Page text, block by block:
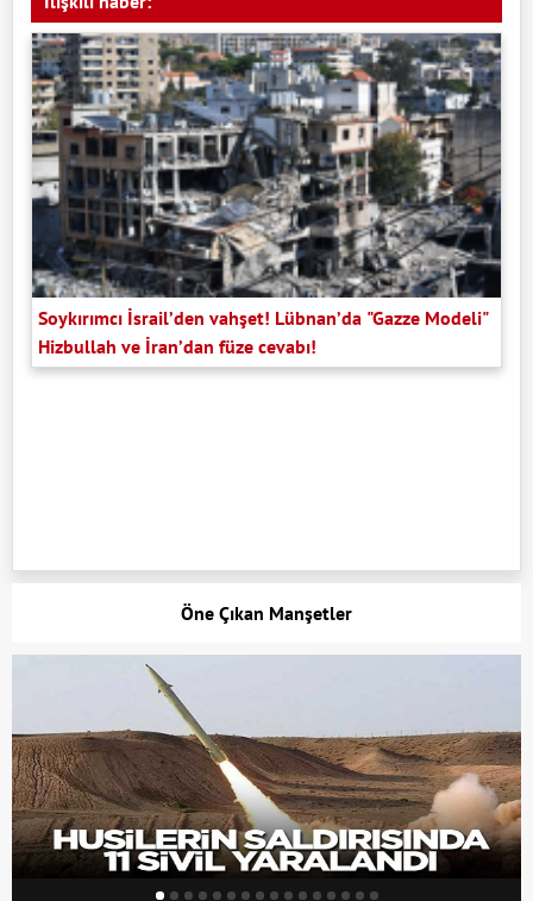
Soykırımcı İsrail’den vahşet! Lübnan’da "Gazze Modeli"
Hizbullah ve İran’dan füze cevabı!
Öne Çıkan Manşetler